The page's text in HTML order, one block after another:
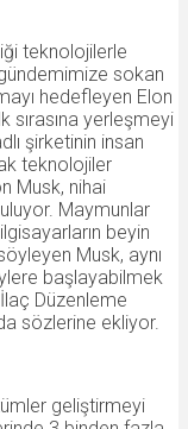
teknolojilerle
sokan
hedefleyen Elon
sırasına yerleşmeyi
şirketinin insan
teknolojiler
Musk, nihai
Maymunlar
beyin
Musk, aynı
başlayabilmek
Düzenleme
sözlerine ekliyor.
geliştirmeyi